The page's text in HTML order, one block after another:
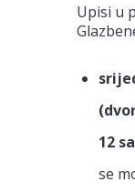
Upisi u
12
se